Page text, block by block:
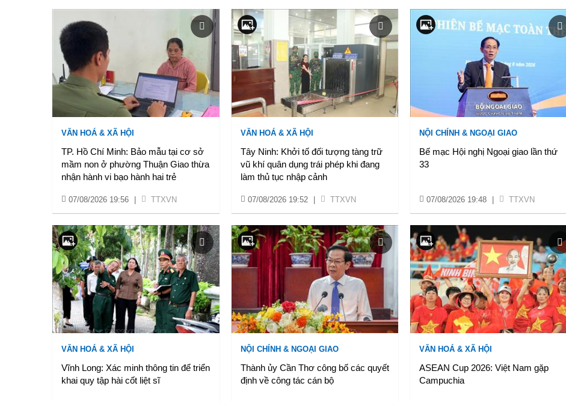
VĂN HOÁ & XÃ HỘI
TP. Hồ Chí Minh: Bảo mẫu tại cơ sở
mầm non ở phường Thuận Giao thừa
nhận hành vi bạo hành hai trẻ
07/08/2026 19:56 TTXVN
VĂN HOÁ & XÃ HỘI
Tây Ninh: Khởi tố đối tượng tàng trữ
vũ khí quân dụng trái phép khi đang
làm thủ tục nhập cảnh
07/08/2026 19:52 TTXVN
NỘI CHÍNH & NGOẠI GIAO
Bế mạc Hội nghị Ngoại giao lần thứ
33
07/08/2026 19:48 TTXVN
VĂN HOÁ & XÃ HỘI
Vĩnh Long: Xác minh thông tin để triển
khai quy tập hài cốt liệt sĩ
NỘI CHÍNH & NGOẠI GIAO
Thành ủy Cần Thơ công bố các quyết
định về công tác cán bộ
VĂN HOÁ & XÃ HỘI
ASEAN Cup 2026: Việt Nam gặp
Campuchia